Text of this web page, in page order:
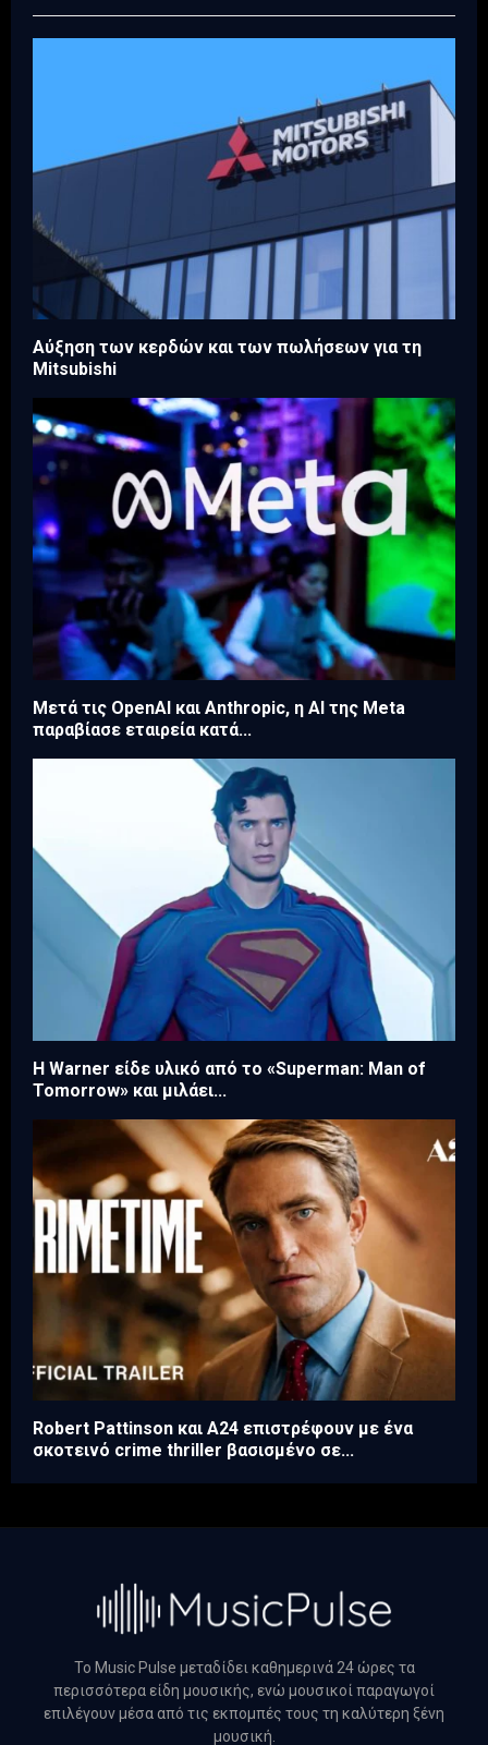
Aύξηση των κερδών και των πωλήσεων για τη
Mitsubishi
Μετά τις OpenAI και Anthropic, η AI της Meta
παραβίασε εταιρεία κατά...
Η Warner είδε υλικό από το «Superman: Man of
Tomorrow» και μιλάει...
Robert Pattinson και A24 επιστρέφουν με ένα
σκοτεινό crime thriller βασισμένο σε...
Το Music Pulse μεταδίδει καθημερινά 24 ώρες τα
περισσότερα είδη μουσικής, ενώ μουσικοί παραγωγοί
επιλέγουν μέσα από τις εκπομπές τους τη καλύτερη ξένη
μουσική.